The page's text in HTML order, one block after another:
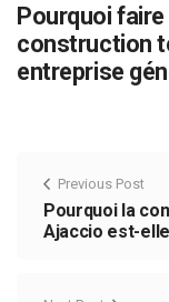
Pourquoi
construction
entreprise
Previous Post
Pourquoi la
Ajaccio est-